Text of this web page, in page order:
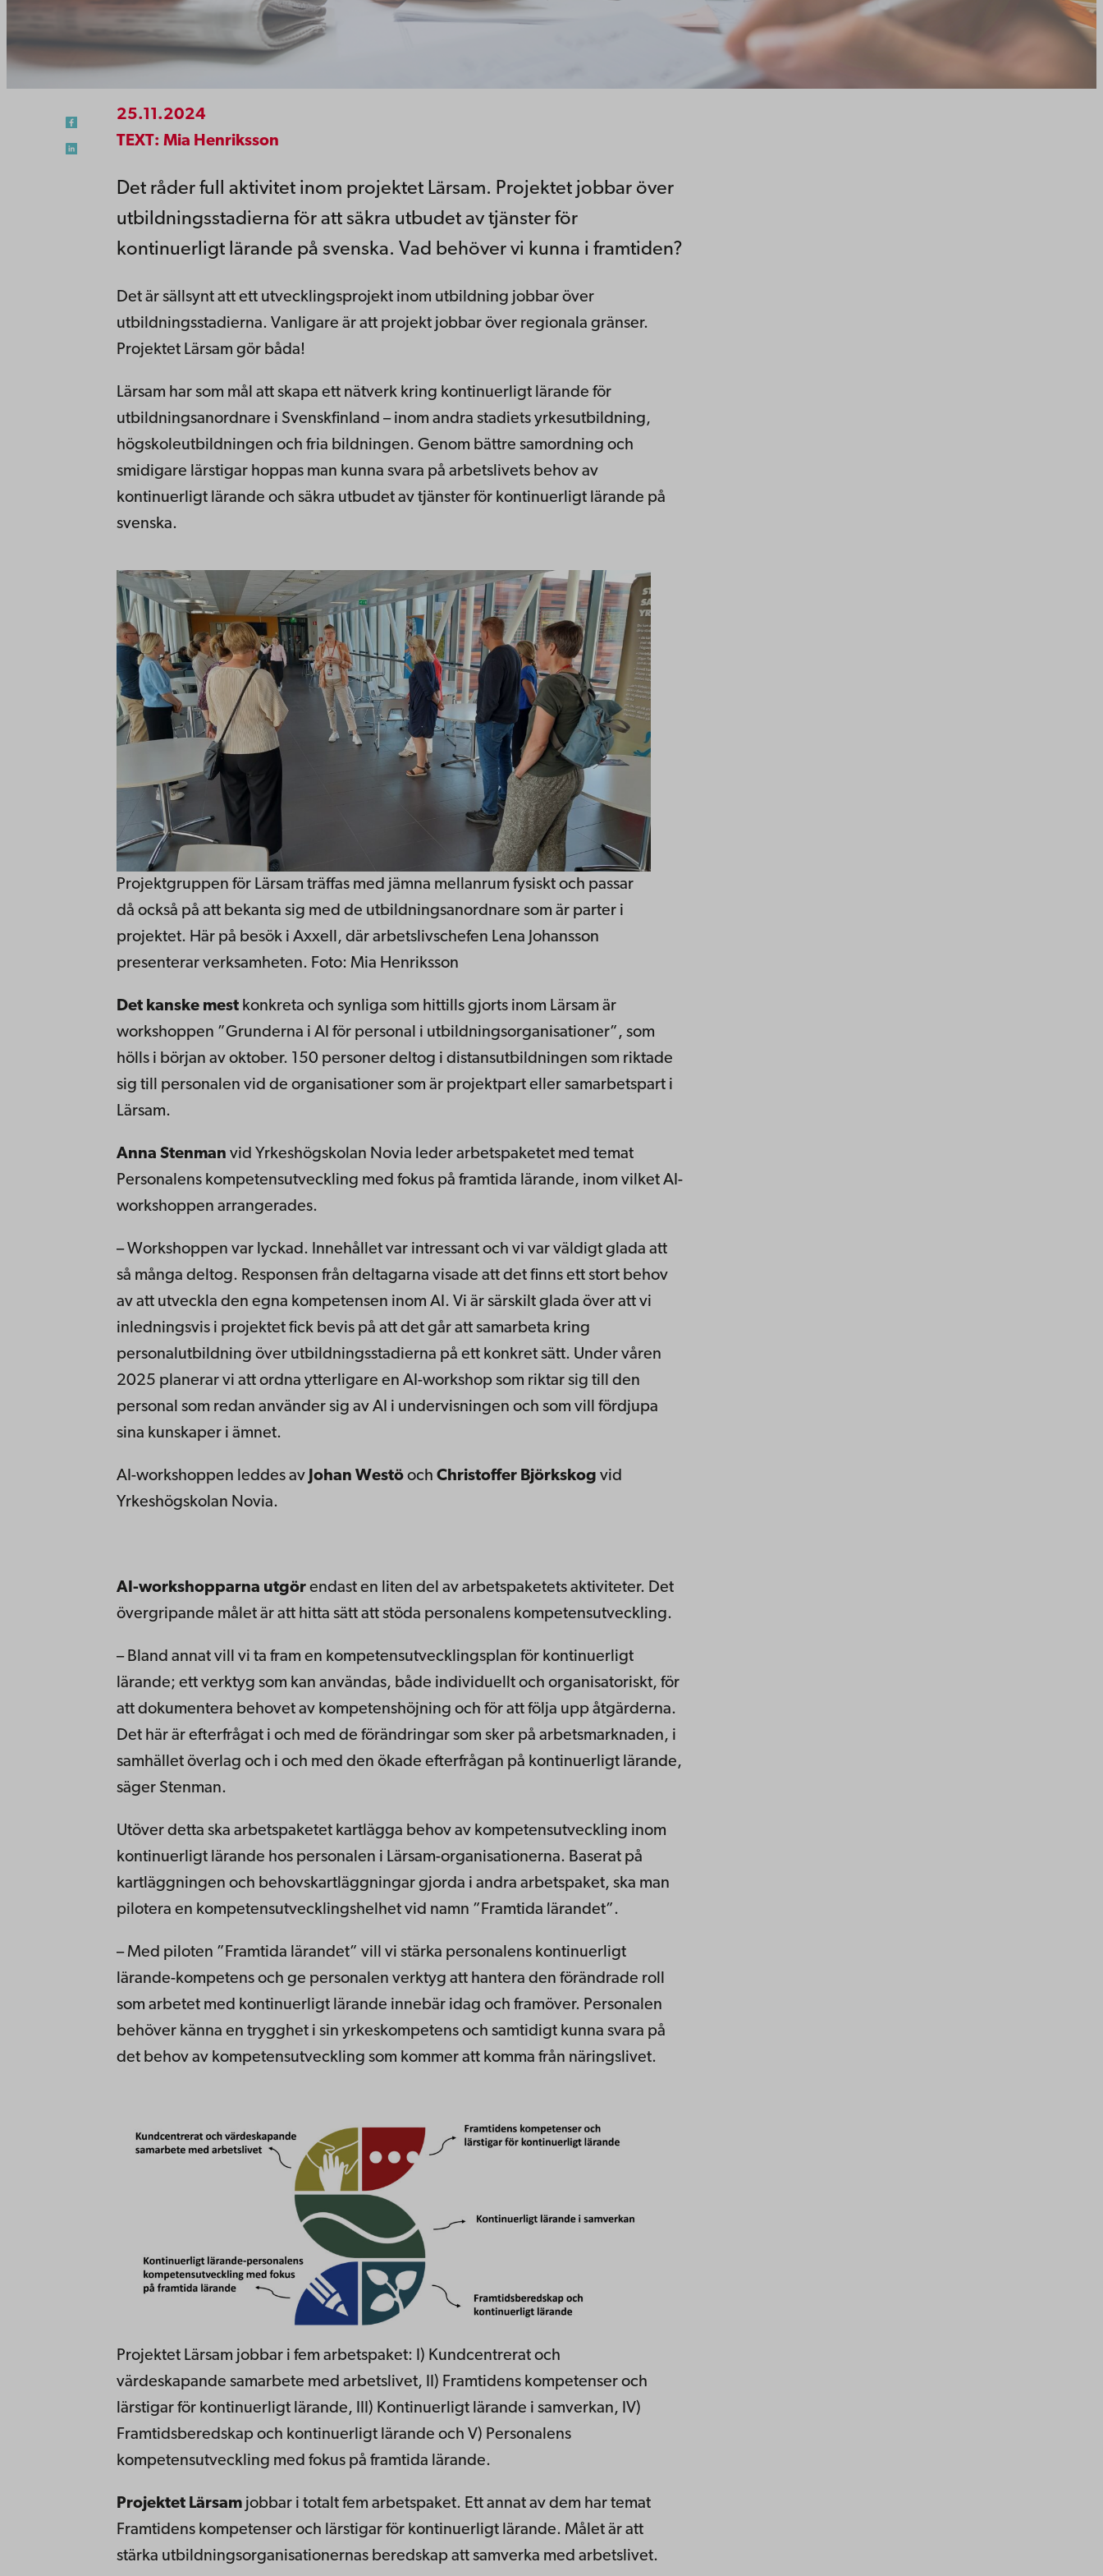
25.11.2024
TEXT: Mia Henriksson
Det råder full aktivitet inom projektet Lärsam. Projektet jobbar över
utbildningsstadierna för att säkra utbudet av tjänster för
kontinuerligt lärande på svenska. Vad behöver vi kunna i framtiden?
Det är sällsynt att ett utvecklingsprojekt inom utbildning jobbar över
utbildningsstadierna. Vanligare är att projekt jobbar över regionala gränser.
Projektet Lärsam gör båda!
Lärsam har som mål att skapa ett nätverk kring kontinuerligt lärande för
utbildningsanordnare i Svenskfinland – inom andra stadiets yrkesutbildning,
högskoleutbildningen och fria bildningen. Genom bättre samordning och
smidigare lärstigar hoppas man kunna svara på arbetslivets behov av
kontinuerligt lärande och säkra utbudet av tjänster för kontinuerligt lärande på
svenska.
Projektgruppen för Lärsam träffas med jämna mellanrum fysiskt och passar
då också på att bekanta sig med de utbildningsanordnare som är parter i
projektet. Här på besök i Axxell, där arbetslivschefen Lena Johansson
presenterar verksamheten. Foto: Mia Henriksson
Det kanske mestkonkreta och synliga som hittills gjorts inom Lärsam är
workshoppen ”Grunderna i AI för personal i utbildningsorganisationer”, som
hölls i början av oktober. 150 personer deltog i distansutbildningen som riktade
sig till personalen vid de organisationer som är projektpart eller samarbetspart i
Lärsam.
Anna Stenman vid Yrkeshögskolan Novia leder arbetspaketet med temat
Personalens kompetensutveckling med fokus på framtida lärande, inom vilket AI-
workshoppen arrangerades.
– Workshoppen var lyckad. Innehållet var intressant och vi var väldigt glada att
så många deltog. Responsen från deltagarna visade att det finns ett stort behov
av att utveckla den egna kompetensen inom AI. Vi är särskilt glada över att vi
inledningsvis i projektet fick bevis på att det går att samarbeta kring
personalutbildning över utbildningsstadierna på ett konkret sätt. Under våren
2025 planerar vi att ordna ytterligare en AI-workshop som riktar sig till den
personal som redan använder sig av AI i undervisningen och som vill fördjupa
sina kunskaper i ämnet.
AI-workshoppen leddes av Johan Westöoch Christoffer Björkskog vid
Yrkeshögskolan Novia.
AI-workshopparna utgörendast en liten del av arbetspaketets aktiviteter. Det
övergripande målet är att hitta sätt att stöda personalens kompetensutveckling.
– Bland annat vill vi ta fram en kompetensutvecklingsplan för kontinuerligt
lärande; ett verktyg som kan användas, både individuellt och organisatoriskt, för
att dokumentera behovet av kompetenshöjning och för att följa upp åtgärderna.
Det här är efterfrågat i och med de förändringar som sker på arbetsmarknaden, i
samhället överlag och i och med den ökade efterfrågan på kontinuerligt lärande,
säger Stenman.
Utöver detta ska arbetspaketet kartlägga behov av kompetensutveckling inom
kontinuerligt lärande hos personalen i Lärsam-organisationerna. Baserat på
kartläggningen och behovskartläggningar gjorda i andra arbetspaket, ska man
pilotera en kompetensutvecklingshelhet vid namn ”Framtida lärandet”.
– Med piloten ”Framtida lärandet” vill vi stärka personalens kontinuerligt
lärande-kompetens och ge personalen verktyg att hantera den förändrade roll
som arbetet med kontinuerligt lärande innebär idag och framöver. Personalen
behöver känna en trygghet i sin yrkeskompetens och samtidigt kunna svara på
det behov av kompetensutveckling som kommer att komma från näringslivet.
Projektet Lärsam jobbar i fem arbetspaket: I) Kundcentrerat och
värdeskapande samarbete med arbetslivet, II) Framtidens kompetenser och
lärstigar för kontinuerligt lärande, III) Kontinuerligt lärande i samverkan, IV)
Framtidsberedskap och kontinuerligt lärande och V) Personalens
kompetensutveckling med fokus på framtida lärande.
Projektet Lärsamjobbar i totalt fem arbetspaket. Ett annat av dem har temat
Framtidens kompetenser och lärstigar för kontinuerligt lärande. Målet är att
stärka utbildningsorganisationernas beredskap att samverka med arbetslivet.